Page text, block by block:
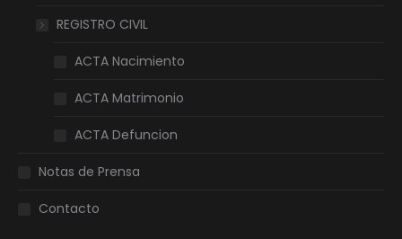
REGISTRO CIVIL
ACTA Nacimiento
ACTA Matrimonio
ACTA Defuncion
Notas de Prensa
Contacto